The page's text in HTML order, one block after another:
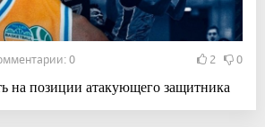
0 2 0
на позиции атакующего защитника